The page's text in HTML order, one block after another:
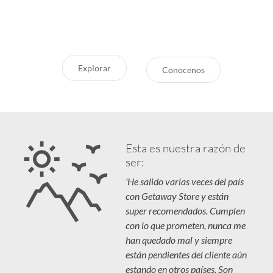
Explorar Conocenos
Esta es nuestra razón de
ser:
'He salido varias veces del país
con Getaway Store y están
super recomendados. Cumplen
con lo que prometen, nunca me
han quedado mal y siempre
están pendientes del cliente aún
estando en otros países. Son